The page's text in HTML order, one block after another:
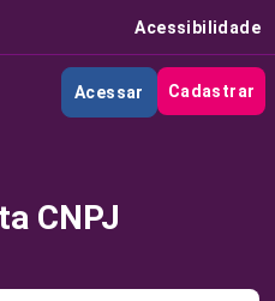
Acessibilidade
Acessar Cadastrar
CNPJ